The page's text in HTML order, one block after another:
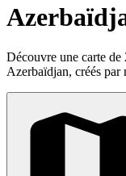
Découvre une carte de
Azerbaïdjan, créés par